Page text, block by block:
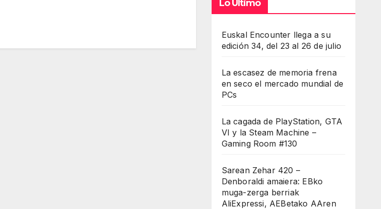
Lo Último
Euskal Encounter llega a su
edición 34, del 23 al 26 de julio
La escasez de memoria frena
en seco el mercado mundial de
PCs
La cagada de PlayStation, GTA
VI y la Steam Machine –
Gaming Room #130
Sarean Zehar 420 –
Denboraldi amaiera: EBko
muga-zerga berriak
AliExpressi, AEBetako AAren